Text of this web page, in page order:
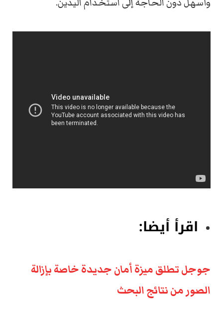
اقرأ أيضا:
جوجل تطلق ميزة أمان جديدة خاصة بإزالة
الصور من نتائج البحث